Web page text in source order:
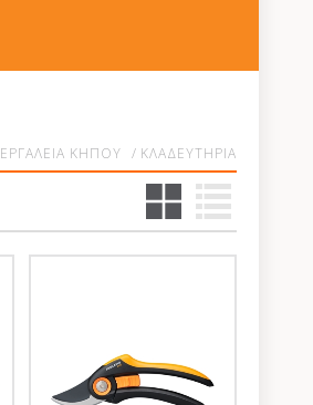
ΕΡΓΑΛΕΙΑ ΚΗΠΟΥ / ΚΛΑΔΕΥΤΗΡΙΑ